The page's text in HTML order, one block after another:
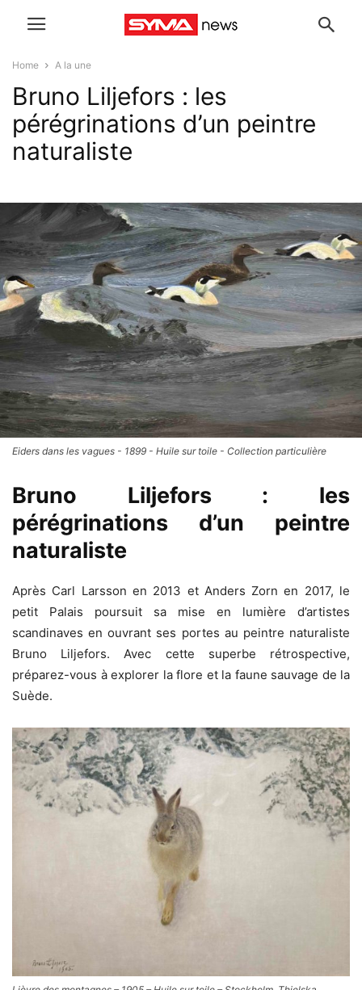
Home A la une
Bruno Liljefors : les
pérégrinations d’un peintre
naturaliste
Eiders dans les vagues - 1899 - Huile sur toile - Collection particulière
Bruno Liljefors : les
pérégrinations d’un peintre
naturaliste
Après Carl Larsson en 2013 et Anders Zorn en 2017, le
petit Palais poursuit sa mise en lumière d’artistes
scandinaves en ouvrant ses portes au peintre naturaliste
Bruno Liljefors. Avec cette superbe rétrospective,
préparez-vous à explorer la flore et la faune sauvage de la
Suède.